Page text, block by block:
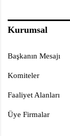
Kurumsal
Başkanın Mesajı
Komiteler
Faaliyet Alanları
Üye Firmalar